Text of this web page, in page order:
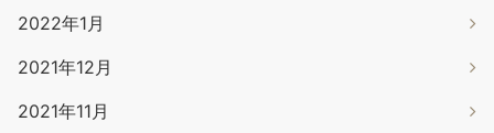
2022年1月
2021年12月
2021年11月